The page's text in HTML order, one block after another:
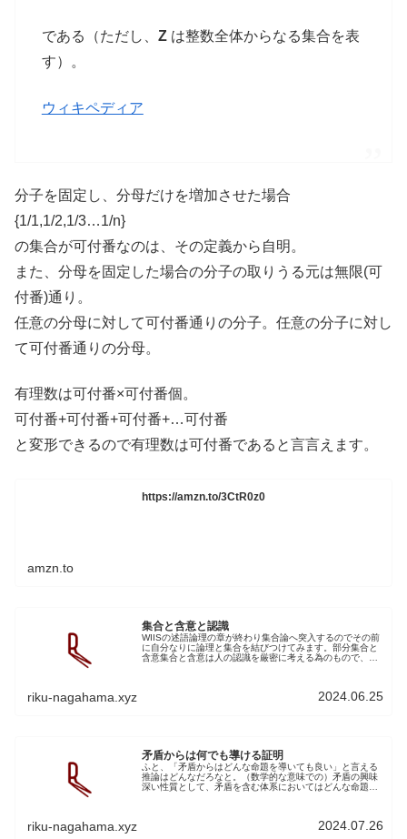
である（ただし、 Zは整数全体からなる集合を表
す）。
ウィキペディア
分子を固定し、分母だけを増加させた場合
{1/1,1/2,1/3…1/n}
の集合が可付番なのは、その定義から自明。
また、分母を固定した場合の分子の取りうる元は無限(可
付番)通り。
任意の分母に対して可付番通りの分子。任意の分子に対し
て可付番通りの分母。
有理数は可付番×可付番個。
可付番+可付番+可付番+…可付番
と変形できるので有理数は可付番であると言言えます。
https://amzn.to/3CtR0z0
amzn.to
集合と含意と認識
WIISの述語論理の章が終わり集合論へ突入するのでその前
に自分なりに論理と集合を結びつけてみます。部分集合と
含意集合と含意は人の認識を厳密に考える為のもので、同
riku-nagahama.xyz 2024.06.25
矛盾からは何でも導ける証明
ふと、「矛盾からはどんな命題を導いても良い」と言える
推論はどんなだろなと。（数学的な意味での）矛盾の興味
深い性質として、矛盾を含む体系においてはどんな命題を
riku-nagahama.xyz 2024.07.26